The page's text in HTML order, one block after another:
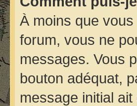
À moins que
forum, vous ne
messages. Vous
bouton adéquat,
message initial